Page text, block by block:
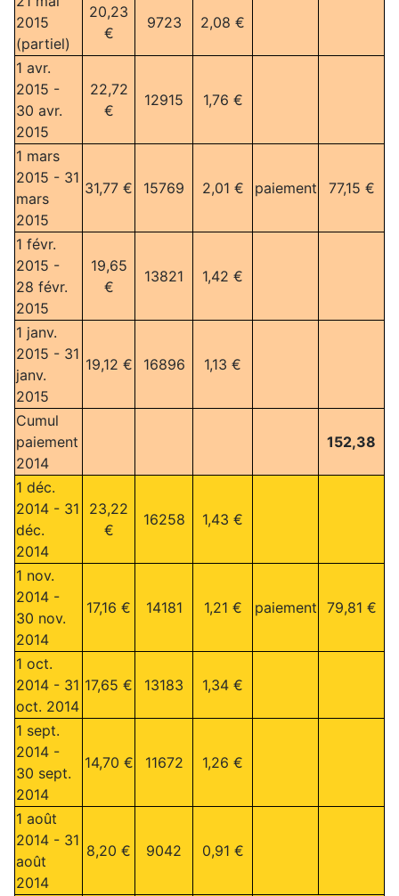
2015
(partiel)
20,23
€
9723 2,08 €
1 avr.
2015 -
30 avr.
2015
22,72
€
12915 1,76 €
1 mars
2015 - 31
mars
2015
31,77 € 15769 2,01 € paiement 77,15 €
1 févr.
2015 -
28 févr.
2015
19,65
€
13821 1,42 €
1 janv.
2015 - 31
janv.
2015
19,12 € 16896 1,13 €
Cumul
paiement
2014
152,38
1 déc.
2014 - 31
déc.
2014
23,22
€
16258 1,43 €
1 nov.
2014 -
30 nov.
2014
17,16 € 14181 1,21 € paiement 79,81 €
1 oct.
2014 - 31
oct. 2014
17,65 € 13183 1,34 €
1 sept.
2014 -
30 sept.
2014
14,70 € 11672 1,26 €
1 août
2014 - 31
août
2014
8,20 € 9042 0,91 €